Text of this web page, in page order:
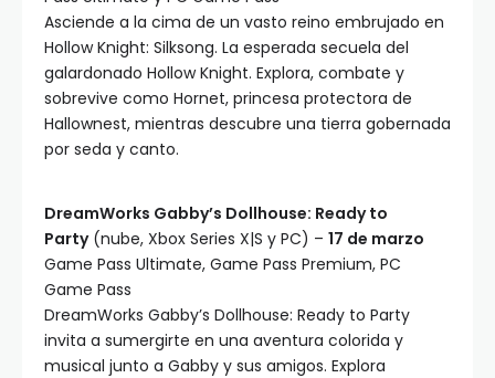
Asciende a la cima de un vasto reino embrujado en
Hollow Knight: Silksong. La esperada secuela del
galardonado Hollow Knight. Explora, combate y
sobrevive como Hornet, princesa protectora de
Hallownest, mientras descubre una tierra gobernada
por seda y canto.
DreamWorks Gabby’s Dollhouse: Ready to
Party(nube, Xbox Series X|S y PC) – 17 de marzo
Game Pass Ultimate, Game Pass Premium, PC
Game Pass
DreamWorks Gabby’s Dollhouse: Ready to Party
invita a sumergirte en una aventura colorida y
musical junto a Gabby y sus amigos. Explora